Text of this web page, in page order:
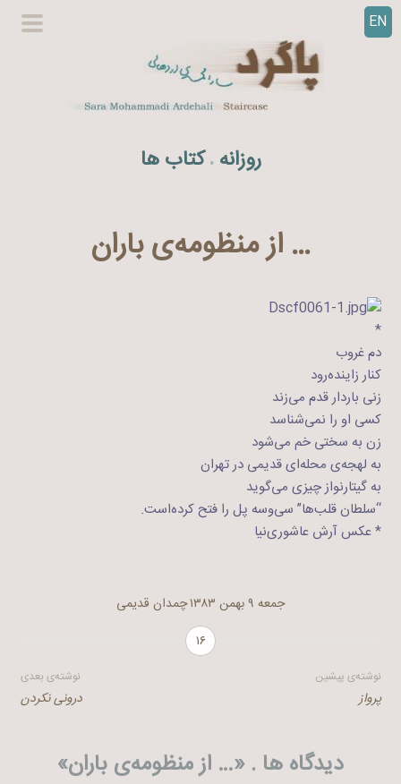
EN
روزانه . کتاب ها
… از منظومه‌ی باران
*
دم غروب
کنار زاینده‌رود
زنی باردار قدم می‌زند
کسی او را نمی‌شناسد
زن به سختی خم می‌شود
به لهجه‌ی محله‌ای قدیمی در تهران
به گیتارنواز چیزی می‌گوید
“سلطان قلب‌ها” سی‌وسه پل را فتح کرده‌است.
* عکس آرش عاشوری‌نیا
جمعه ۹ بهمن ۱۳۸۳
چمدان قدیمی
۱۶
راهبری
نوشته
نوشته‌ی پیشین
پرواز
نوشته‌ی بعدی
درونی نکردن
دیدگاه ها . «… از منظومه‌ی باران»